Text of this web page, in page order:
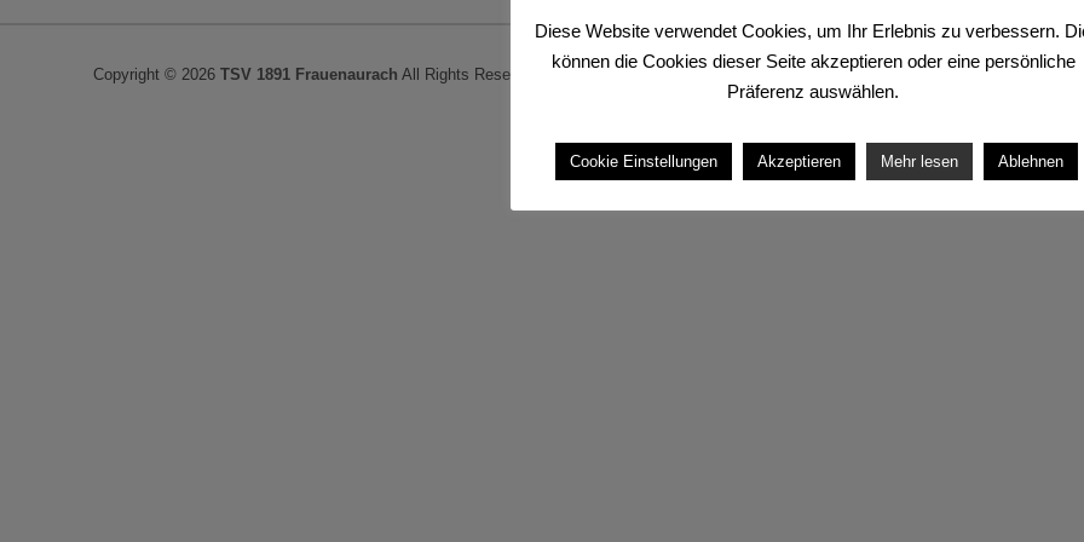
Copyright © 2026 TSV 1891 Frauenaurach All Rights Reserved.
Diese Website verwendet Cookies, um Ihr Erlebnis zu verbessern.
können die Cookies dieser Seite akzeptieren oder eine persönliche
Präferenz auswählen.
Cookie Einstellungen Akzeptieren Mehr lesen Ablehnen